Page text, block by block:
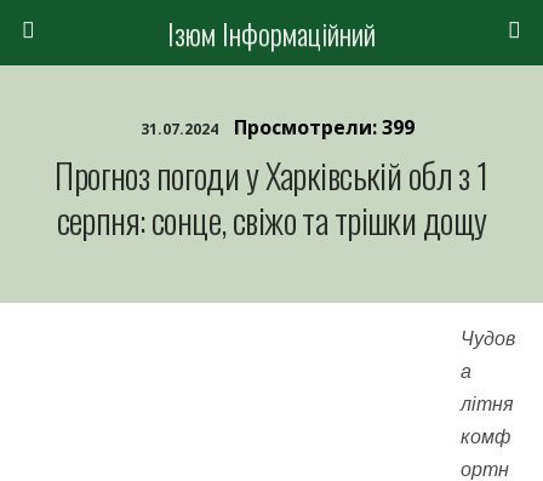
Ізюм Інформаційний
31.07.2024 Просмотрели: 399
Прогноз погоди у Харківській обл з 1
серпня: сонце, свіжо та трішки дощу
Чудов
а
літня
комф
ортн